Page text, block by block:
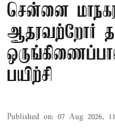
சென்னை
ஆதரவற்றோர்
பயிற்சி
Published on: 07 Aug 2026,